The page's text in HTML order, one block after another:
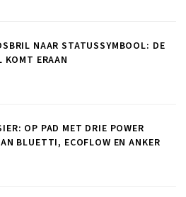
NAAR STATUSSYMBOOL: DE
KOMT ERAAN
OP PAD MET DRIE POWER
BLUETTI, ECOFLOW EN ANKER